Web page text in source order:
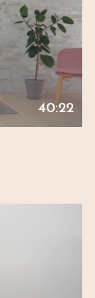
40:22